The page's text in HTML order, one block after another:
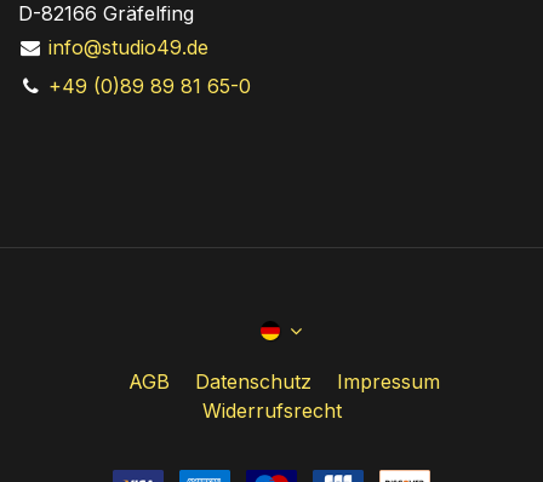
D-82166 Gräfelfing
info@studio49.de
+49 (0)89 89 81 65-0
AGB Datenschutz
Impressum
Widerrufsrecht